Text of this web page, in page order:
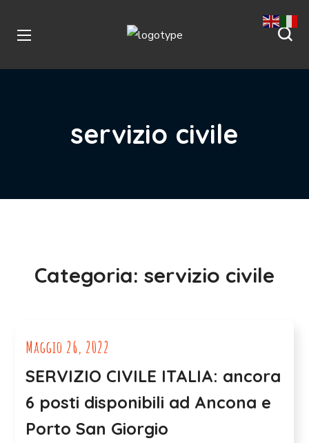
servizio civile
Categoria: servizio civile
Maggio 26, 2022
SERVIZIO CIVILE ITALIA: ancora
6 posti disponibili ad Ancona e
Porto San Giorgio